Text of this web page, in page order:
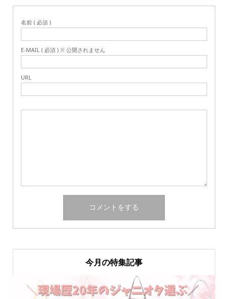
名前 ( 必須 )
E-MAIL ( 必須 ) ※ 公開されません
URL
今月の特集記事